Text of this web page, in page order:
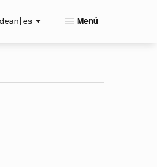
| es Menú